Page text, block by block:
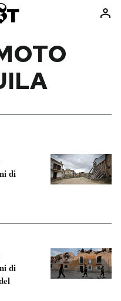
Libri
Ok Boomer!
di
di